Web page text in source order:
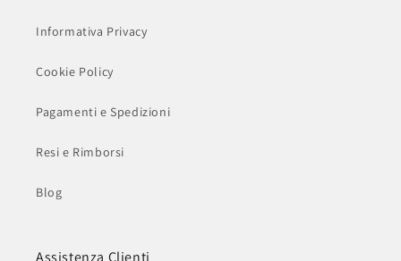
Informativa Privacy
Cookie Policy
Pagamenti e Spedizioni
Resi e Rimborsi
Blog
Assistenza Clienti